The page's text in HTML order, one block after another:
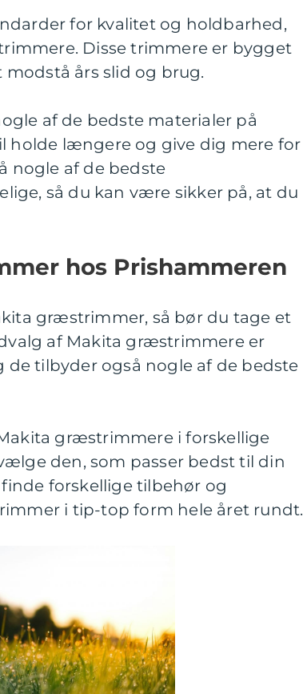
for kvalitet og holdbarhed,
Disse trimmere er bygget
års slid og brug.
af de bedste materialer på
holde længere og give dig mere for
nogle af de bedste
så du kan være sikker på, at du
hos Prishammeren
græstrimmer, så bør du tage et
af Makita græstrimmere er
tilbyder også nogle af de bedste
græstrimmere i forskellige
den, som passer bedst til din
forskellige tilbehør og
i tip-top form hele året rundt.